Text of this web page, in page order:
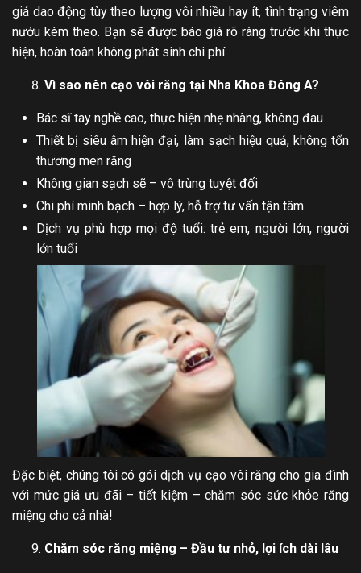
giá dao động tùy theo lượng vôi nhiều hay ít, tình trạng viêm
nướu kèm theo. Bạn sẽ được báo giá rõ ràng trước khi thực
hiện, hoàn toàn không phát sinh chi phí.
Vì sao nên cạo vôi răng tại Nha Khoa Đông A?
Bác sĩ tay nghề cao, thực hiện nhẹ nhàng, không đau
Thiết bị siêu âm hiện đại, làm sạch hiệu quả, không tổn
thương men răng
Không gian sạch sẽ – vô trùng tuyệt đối
Chi phí minh bạch – hợp lý, hỗ trợ tư vấn tận tâm
Dịch vụ phù hợp mọi độ tuổi: trẻ em, người lớn, người
lớn tuổi
Đặc biệt, chúng tôi có gói dịch vụ cạo vôi răng cho gia đình
với mức giá ưu đãi – tiết kiệm – chăm sóc sức khỏe răng
miệng cho cả nhà!
Chăm sóc răng miệng – Đầu tư nhỏ, lợi ích dài lâu